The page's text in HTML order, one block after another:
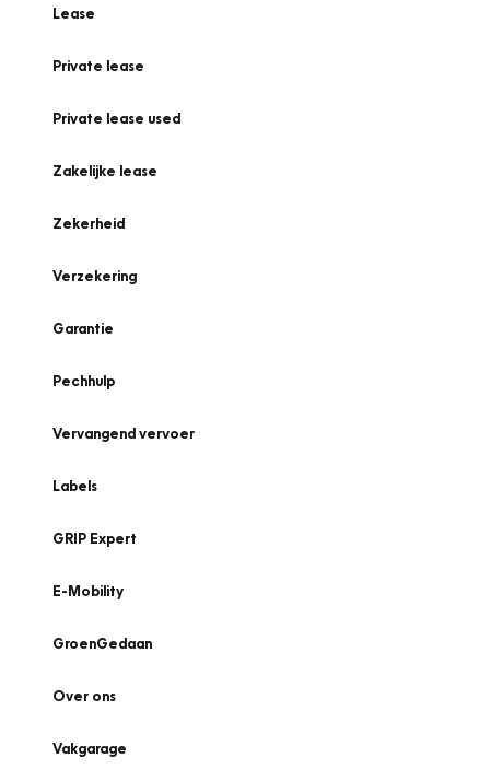
Lease
Private lease
Private lease used
Zakelijke lease
Zekerheid
Verzekering
Garantie
Pechhulp
Vervangend vervoer
Labels
GRIP Expert
E-Mobility
GroenGedaan
Over ons
Vakgarage